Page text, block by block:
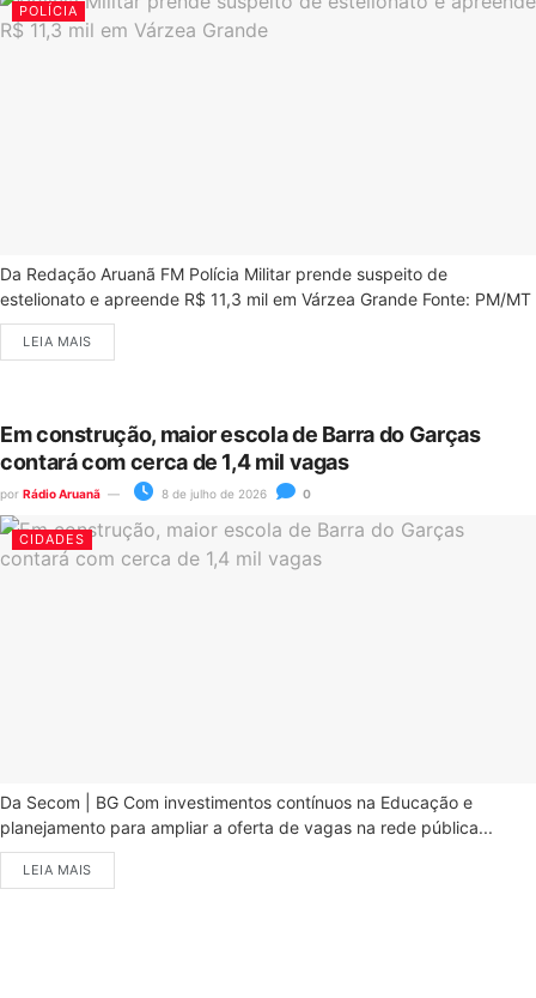
POLÍCIA
Da Redação Aruanã FM Polícia Militar prende suspeito de
estelionato e apreende R$ 11,3 mil em Várzea Grande Fonte: PM/MT
LEIA MAIS
Em construção, maior escola de Barra do Garças
contará com cerca de 1,4 mil vagas
por Rádio Aruanã 8 de julho de 2026 0
CIDADES
Da Secom | BG Com investimentos contínuos na Educação e
planejamento para ampliar a oferta de vagas na rede pública...
LEIA MAIS